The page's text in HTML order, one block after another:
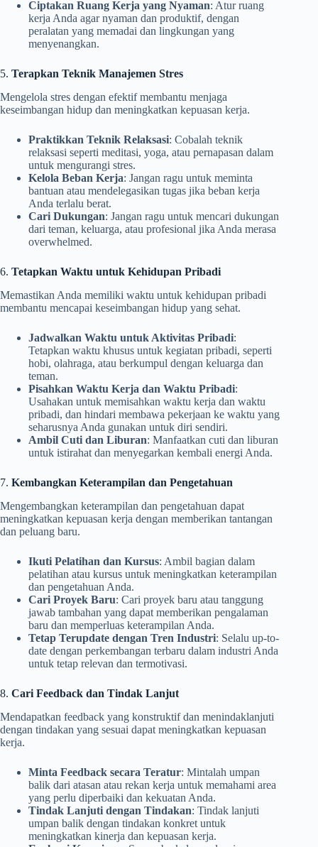
Ciptakan Ruang Kerja yang Nyaman: Atur ruang
kerja Anda agar nyaman dan produktif, dengan
peralatan yang memadai dan lingkungan yang
menyenangkan.
5. Terapkan Teknik Manajemen Stres
Mengelola stres dengan efektif membantu menjaga
keseimbangan hidup dan meningkatkan kepuasan kerja.
Praktikkan Teknik Relaksasi: Cobalah teknik
relaksasi seperti meditasi, yoga, atau pernapasan dalam
untuk mengurangi stres.
Kelola Beban Kerja: Jangan ragu untuk meminta
bantuan atau mendelegasikan tugas jika beban kerja
Anda terlalu berat.
Cari Dukungan: Jangan ragu untuk mencari dukungan
dari teman, keluarga, atau profesional jika Anda merasa
overwhelmed.
6. Tetapkan Waktu untuk Kehidupan Pribadi
Memastikan Anda memiliki waktu untuk kehidupan pribadi
membantu mencapai keseimbangan hidup yang sehat.
Jadwalkan Waktu untuk Aktivitas Pribadi:
Tetapkan waktu khusus untuk kegiatan pribadi, seperti
hobi, olahraga, atau berkumpul dengan keluarga dan
teman.
Pisahkan Waktu Kerja dan Waktu Pribadi:
Usahakan untuk memisahkan waktu kerja dan waktu
pribadi, dan hindari membawa pekerjaan ke waktu yang
seharusnya Anda gunakan untuk diri sendiri.
Ambil Cuti dan Liburan: Manfaatkan cuti dan liburan
untuk istirahat dan menyegarkan kembali energi Anda.
7. Kembangkan Keterampilan dan Pengetahuan
Mengembangkan keterampilan dan pengetahuan dapat
meningkatkan kepuasan kerja dengan memberikan tantangan
dan peluang baru.
Ikuti Pelatihan dan Kursus: Ambil bagian dalam
pelatihan atau kursus untuk meningkatkan keterampilan
dan pengetahuan Anda.
Cari Proyek Baru: Cari proyek baru atau tanggung
jawab tambahan yang dapat memberikan pengalaman
baru dan memperluas keterampilan Anda.
Tetap Terupdate dengan Tren Industri: Selalu up-to-
date dengan perkembangan terbaru dalam industri Anda
untuk tetap relevan dan termotivasi.
8. Cari Feedback dan Tindak Lanjut
Mendapatkan feedback yang konstruktif dan menindaklanjuti
dengan tindakan yang sesuai dapat meningkatkan kepuasan
kerja.
Minta Feedback secara Teratur: Mintalah umpan
balik dari atasan atau rekan kerja untuk memahami area
yang perlu diperbaiki dan kekuatan Anda.
Tindak Lanjuti dengan Tindakan: Tindak lanjuti
umpan balik dengan tindakan konkret untuk
meningkatkan kinerja dan kepuasan kerja.